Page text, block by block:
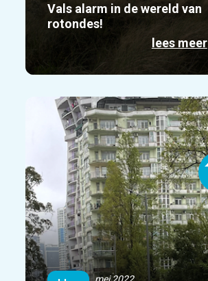
Vals alarm in de wereld van
rotondes!
lees meer